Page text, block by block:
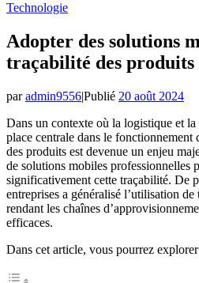
Technologie
Adopter des solutions
traçabilité des produits
paradmin9556|Publié 20 août 2024
Dans un contexte où la logistique et
place centrale dans le fonctionnement
des produits est devenue un enjeu
de solutions mobiles professionnelles
significativement cette traçabilité. De
entreprises a généralisé l’utilisation de
rendant les chaînes
efficaces.
Dans cet article, vous pourrez